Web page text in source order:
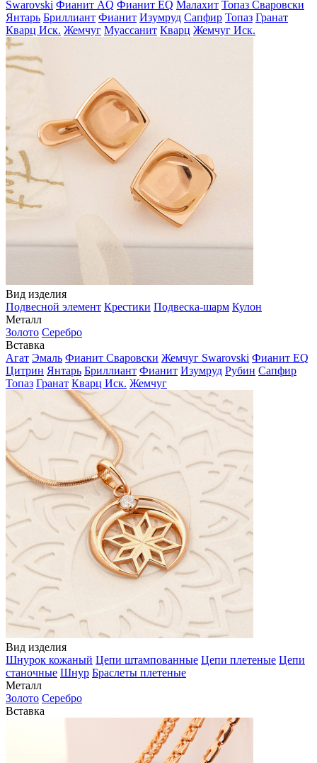
Swarovski Фианит AQ Фианит EQ Малахит Топаз Сваровски
Янтарь Бриллиант Фианит Изумруд Сапфир Топаз Гранат
Кварц Иск. Жемчуг Муассанит Кварц Жемчуг Иск.
Вид изделия
Подвесной элемент Крестики Подвеска-шарм Кулон
Металл
Золото Серебро
Вставка
Агат Эмаль Фианит Сваровски Жемчуг Swarovski Фианит EQ
Цитрин Янтарь Бриллиант Фианит Изумруд Рубин Сапфир
Топаз Гранат Кварц Иск. Жемчуг
Вид изделия
Шнурок кожаный Цепи штампованные Цепи плетеные Цепи
станочные Шнур Браслеты плетеные
Металл
Золото Серебро
Вставка